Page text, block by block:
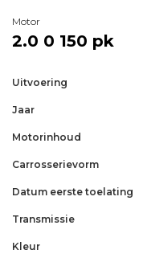
Motor
2.0 0 150 pk
Uitvoering
Jaar
Motorinhoud
Carrosserievorm
Datum eerste toelating
Transmissie
Kleur